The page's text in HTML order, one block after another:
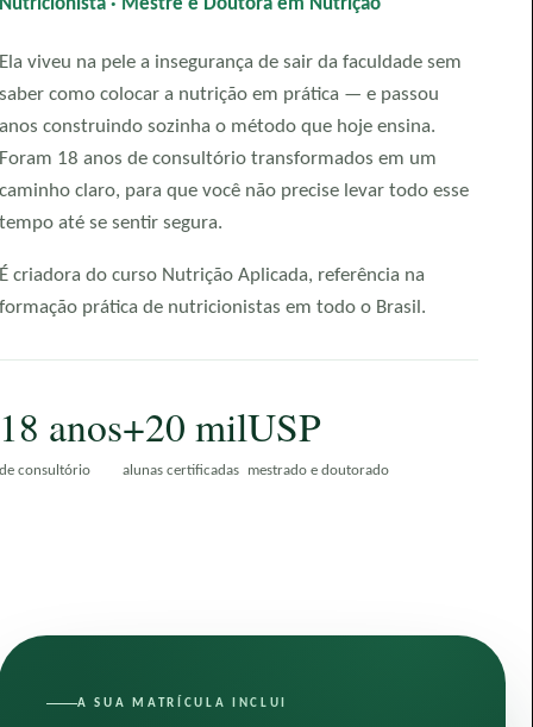
Nutricionista · Mestre e Doutora em Nutrição
Ela viveu na pele a insegurança de sair da faculdade sem
saber como colocar a nutrição em prática — e passou
anos construindo sozinha o método que hoje ensina.
Foram 18 anos de consultório transformados em um
caminho claro, para que você não precise levar todo esse
tempo até se sentir segura.
É criadora do curso Nutrição Aplicada, referência na
formação prática de nutricionistas em todo o Brasil.
18 anos
de consultório
+20 mil
alunas certificadas
USP
mestrado e doutorado
A SUA MATRÍCULA INCLUI